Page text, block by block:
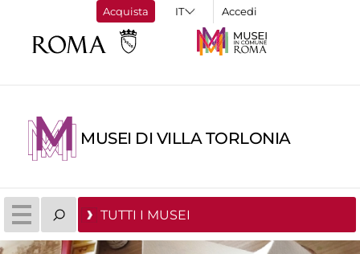
Acquista Accedi
MUSEI DI VILLA TORLONIA
TUTTI I MUSEI